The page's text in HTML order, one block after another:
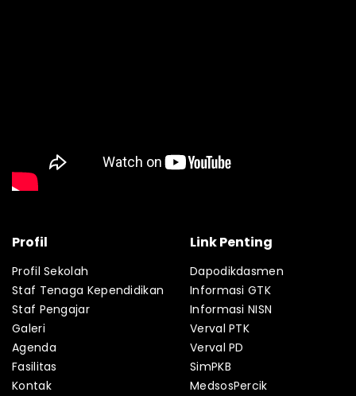
Profil
Profil Sekolah
Staf Tenaga Kependidikan
Staf Pengajar
Galeri
Agenda
Fasilitas
Kontak
Link Penting
Dapodikdasmen
Informasi GTK
Informasi NISN
Verval PTK
Verval PD
SimPKB
MedsosPercik